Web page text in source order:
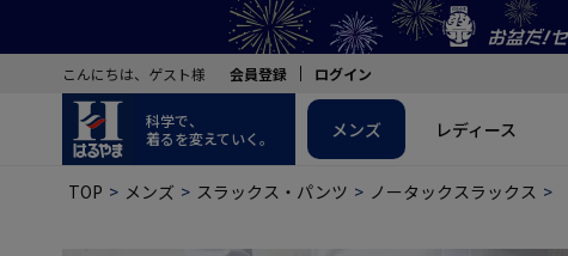
こんにちは、ゲスト様 会員登録 ログイン
科学で、
着るを変えていく。
メンズ レディース
TOP メンズ スラックス・パンツ ノータックスラックス